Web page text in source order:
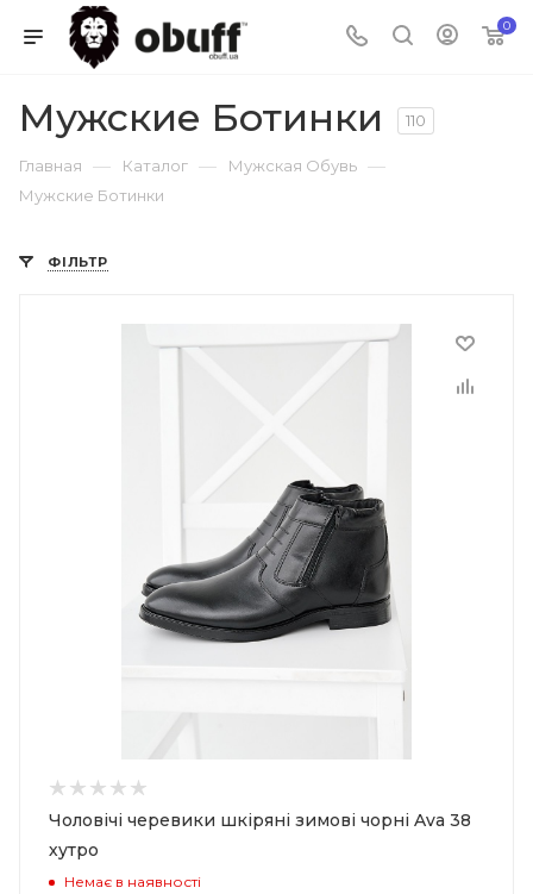
0
Мужские Ботинки 110
Главная — Каталог — Мужская Обувь —
Мужские Ботинки
ФІЛЬТР
Чоловічі черевики шкіряні зимові чорні Ava 38
хутро
Немає в наявності